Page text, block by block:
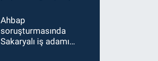
Ahbap
soruşturmasında
Sakaryalı iş adamı